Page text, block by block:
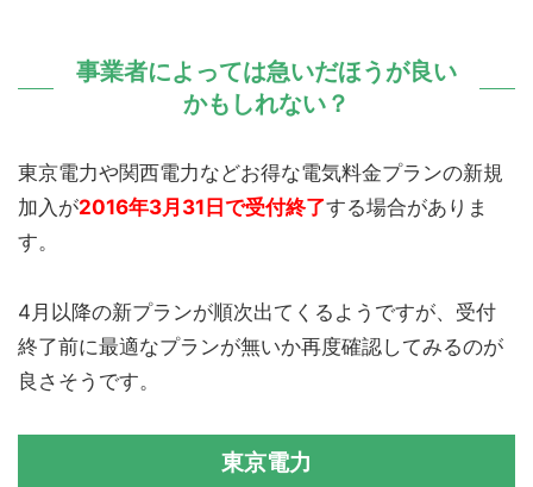
事業者によっては急いだほうが良い
かもしれない？
東京電力や関西電力などお得な電気料金プランの新規
加入が2016年3月31日で受付終了する場合がありま
す。
4月以降の新プランが順次出てくるようですが、受付
終了前に最適なプランが無いか再度確認してみるのが
良さそうです。
東京電力